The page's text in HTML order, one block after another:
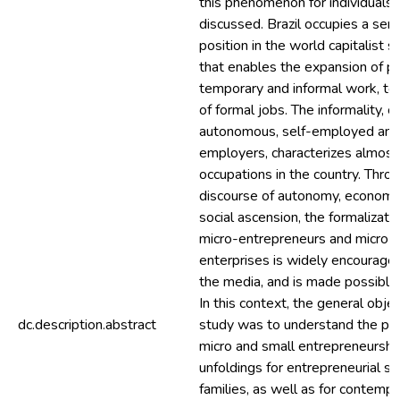
dc.description.abstract
discussed. Brazil occupies a
position in the world capitalist
that enables the expansion of
temporary and informal work,
of formal jobs. The informality,
autonomous, self-employed
employers, characterizes
occupations in the country.
discourse of autonomy,
social ascension, the
micro-entrepreneurs and micro
enterprises is widely
the media, and is made
In this context, the general
study was to understand the
micro and small
unfoldings for entrepreneurial
families, as well as for